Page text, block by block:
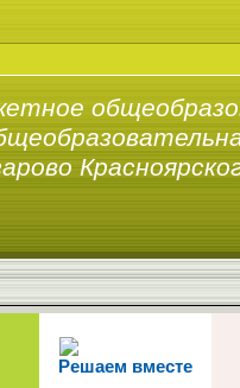
Решаем вместе